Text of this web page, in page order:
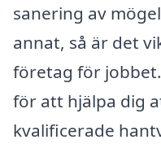
sanering av
annat, så är det
företag för
för att hjälpa dig
kvalificerade